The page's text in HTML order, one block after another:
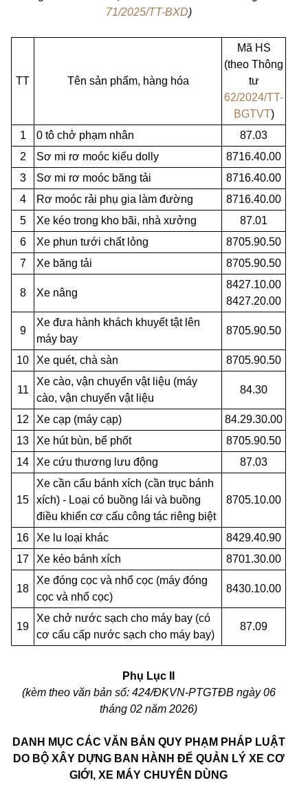
71/2025/TT-BXD)
TT Tên sản phẩm, hàng hóa
Mã HS
(theo Thông
tư
62/2024/TT-
BGTVT)
1
0 tô chở phạm nhân
87.03
2
Sơ mi rơ moóc kiểu dolly
8716.40.00
3
Sơ mi rơ moóc băng tải
8716.40.00
4
Rơ moóc rải phụ gia làm đường
8716.40.00
5
Xe kéo trong kho bãi, nhà xưởng
87.01
6
Xe phun tưới chất lỏng
8705.90.50
7
Xe băng tải 8705.90.50
8 Xe nâng
8427.10.00
8427.20.00
9
Xe đưa hành khách khuyết tật lên
máy bay
8705.90.50
10 Xe quét, chà sàn 8705.90.50
11
Xe cào, vận chuyển vật liệu (máy
cào, vận chuyển vật liệu
84.30
12 Xe cạp (máy cạp)
84.29.30.00
13
Xe hút bùn, bể phốt
8705.90.50
14
Xe cứu thương lưu động 87.03
15
Xe cần cẩu bánh xích (cần trục bánh
xích) - Loại có buồng lái và buồng
điều khiển cơ cấu công tác riêng biệt
8705.10.00
16 Xe lu loại khác
8429.40.90
17
Xe kéo bánh xích 8701.30.00
18
Xe đóng cọc và nhổ cọc (máy đóng
cọc và nhổ cọc)
8430.10.00
19
Xe chở nước sạch cho máy bay (có
cơ cấu cấp nước sạch cho máy bay)
87.09
Phụ Lục II
(kèm theo văn bản số: 424/ĐKVN-PTGTĐB ngày 06
tháng 02 năm 2026)
DANH MỤC CÁC VĂN BẢN QUY PHẠM PHÁP LUẬT
DO BỘ XÂY DỰNG BAN HÀNH ĐỂ QUẢN LÝ XE CƠ
GIỚI, XE MÁY CHUYÊN DÙNG